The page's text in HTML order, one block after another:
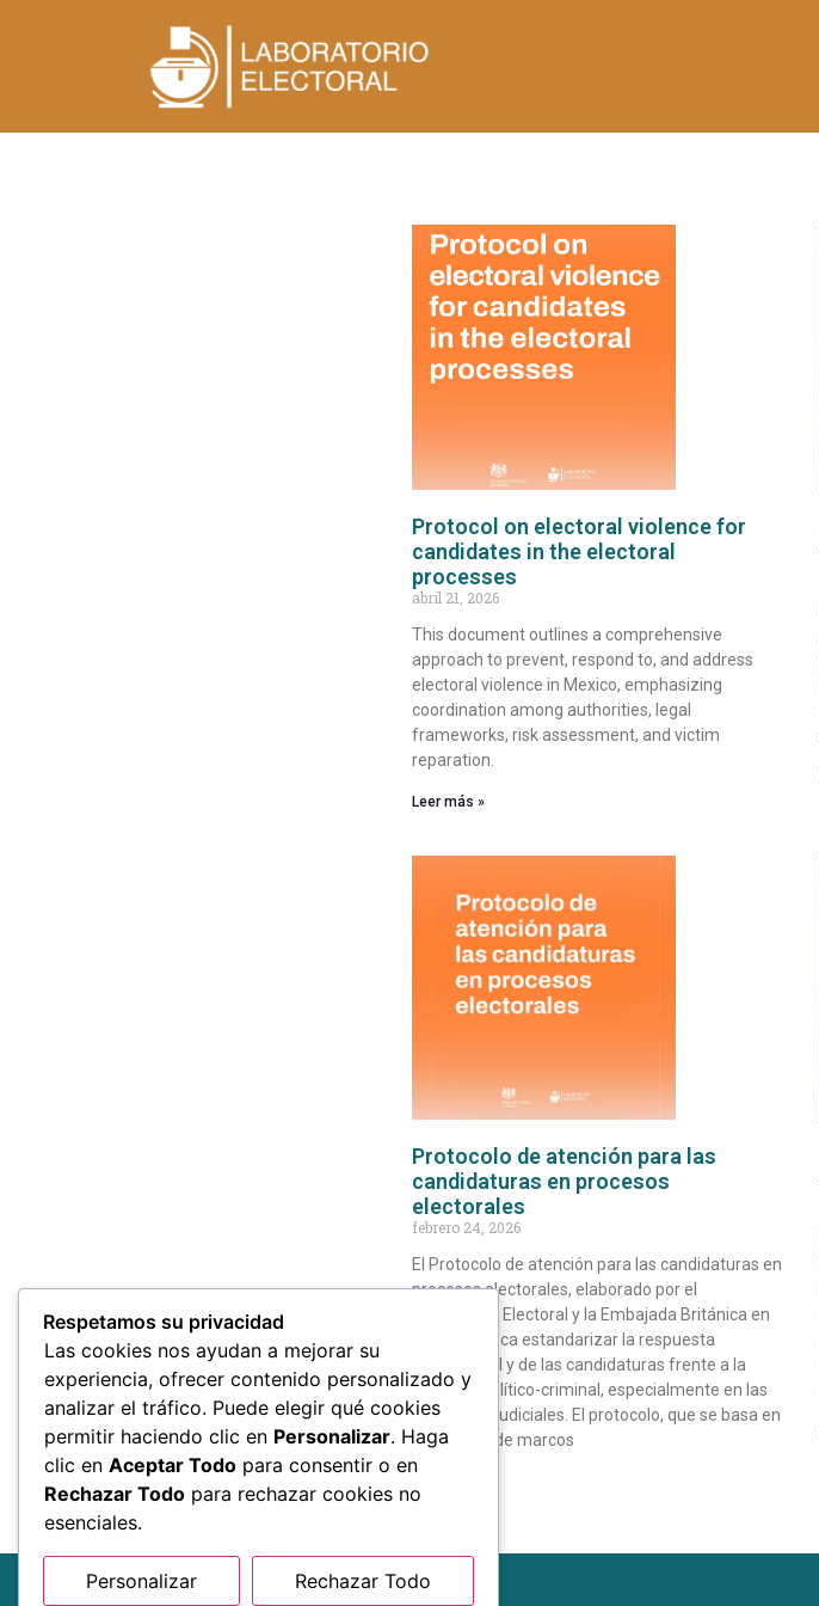
Protocol on electoral violence for
candidates in the electoral
processes
abril 21, 2026
This document outlines a comprehensive
approach to prevent, respond to, and address
electoral violence in Mexico, emphasizing
coordination among authorities, legal
frameworks, risk assessment, and victim
reparation.
Leer más »
Protocolo de atención para las
candidaturas en procesos
electorales
febrero 24, 2026
El Protocolo de atención para las candidaturas en
procesos electorales, elaborado por el
Laboratorio Electoral y la Embajada Británica en
México, busca estandarizar la respuesta
institucional y de las candidaturas frente a la
violencia político-criminal, especialmente en las
elecciones judiciales. El protocolo, que se basa en
un análisis de marcos
Respetamos su privacidad
Las cookies nos ayudan a mejorar su
experiencia, ofrecer contenido personalizado y
analizar el tráfico. Puede elegir qué cookies
permitir haciendo clic en Personalizar. Haga
clic en Aceptar Todo para consentir o en
Rechazar Todo para rechazar cookies no
esenciales.
Personalizar Rechazar Todo